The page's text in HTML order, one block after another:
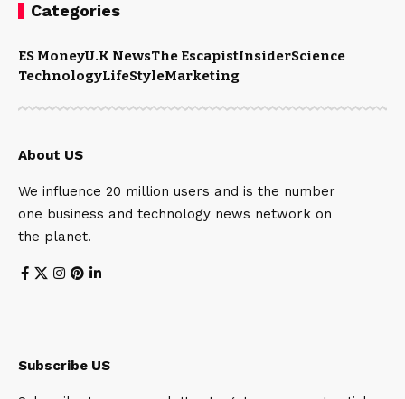
Categories
ES MoneyU.K NewsThe EscapistInsiderScience
TechnologyLifeStyleMarketing
About US
We influence 20 million users and is the number
one business and technology news network on
the planet.
Subscribe US